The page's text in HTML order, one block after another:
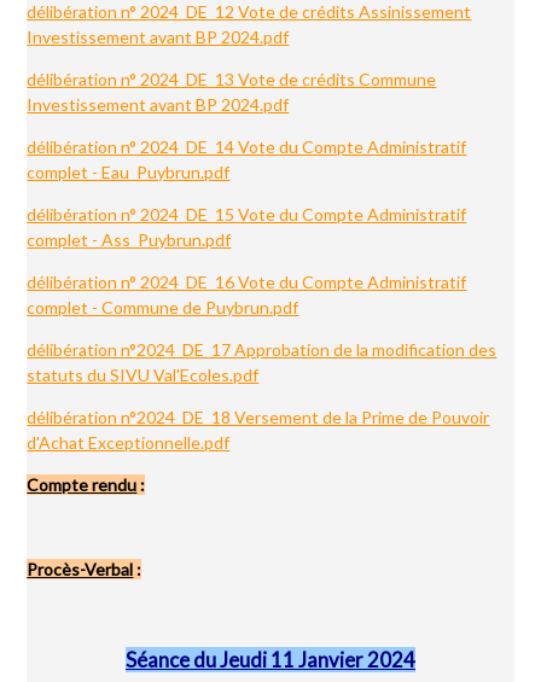
délibération n° 2024_DE_12 Vote de crédits Assinissement
Investissement avant BP 2024.pdf
délibération n° 2024_DE_13 Vote de crédits Commune
Investissement avant BP 2024.pdf
délibération n° 2024_DE_14 Vote du Compte Administratif
complet - Eau_Puybrun.pdf
délibération n° 2024_DE_15 Vote du Compte Administratif
complet - Ass_Puybrun.pdf
délibération n° 2024_DE_16 Vote du Compte Administratif
complet - Commune de Puybrun.pdf
délibération n°2024_DE_17 Approbation de la modification des
statuts du SIVU Val'Ecoles.pdf
délibération n°2024_DE_18 Versement de la Prime de Pouvoir
d'Achat Exceptionnelle.pdf
Compte rendu :
Procès-Verbal :
Séance du Jeudi 11 Janvier 2024